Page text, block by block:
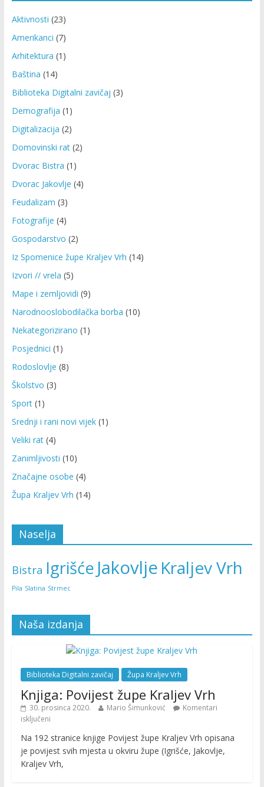
Aktivnosti (23)
Amerikanci (7)
Arhitektura (1)
Baština (14)
Biblioteka Digitalni zavičaj (3)
Demografija (1)
Digitalizacija (2)
Domovinski rat(2)
Dvorac Bistra (1)
Dvorac Jakovlje (4)
Feudalizam (3)
Fotografije (4)
Gospodarstvo (2)
Iz Spomenice župe Kraljev Vrh (14)
Izvori // vrela (5)
Mape i zemljovidi (9)
Narodnooslobodilačka borba (10)
Nekategorizirano (1)
Posjednici (1)
Rodoslovlje (8)
Školstvo (3)
Sport(1)
Srednji i rani novi vijek(1)
Veliki rat(4)
Zanimljivosti (10)
Značajne osobe (4)
Župa Kraljev Vrh (14)
Naselja
Bistra Igrišće Jakovlje Kraljev Vrh
Pila Slatina Strmec
Naša izdanja
Biblioteka Digitalni zavičaj Župa Kraljev Vrh
Knjiga: Povijest župe Kraljev Vrh
30. prosinca 2020. Mario Šimunković
Komentari
isključeni
Na 192 stranice knjige Povijest župe Kraljev Vrh opisana
je povijest svih mjesta u okviru župe (Igrišće, Jakovlje,
Kraljev Vrh,